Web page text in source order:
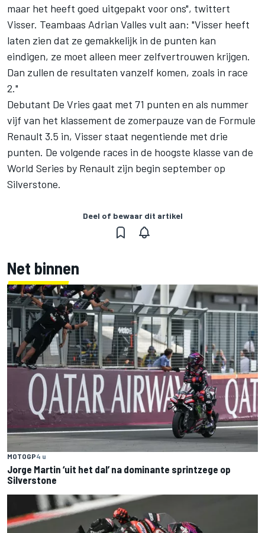
maar het heeft goed uitgepakt voor ons", twittert
Visser. Teambaas Adrian Valles vult aan: "Visser heeft
laten zien dat ze gemakkelijk in de punten kan
eindigen, ze moet alleen meer zelfvertrouwen krijgen.
Dan zullen de resultaten vanzelf komen, zoals in race
2."
Debutant De Vries gaat met 71 punten en als nummer
vijf van het klassement de zomerpauze van de Formule
Renault 3.5 in, Visser staat negentiende met drie
punten. De volgende races in de hoogste klasse van de
World Series by Renault zijn begin september op
Silverstone.
Deel of bewaar dit artikel
Net binnen
MOTOGP4 u
Jorge Martin ‘uit het dal’ na dominante sprintzege op
Silverstone